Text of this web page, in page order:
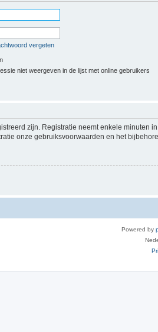
vergeten
niet weergeven in de lijst met online gebruikers
zijn. Registratie neemt enkele minuten
onze gebruiksvoorwaarden en het
Powered by